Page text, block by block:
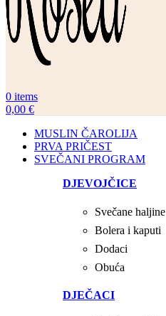
0 items
0,00 €
MUSLIN ČAROLIJA
PRVA PRIČEST
SVEČANI PROGRAM
DJEVOJČICE
Svečane haljine
Bolera i kaputi
Dodaci
Obuća
DJEČACI